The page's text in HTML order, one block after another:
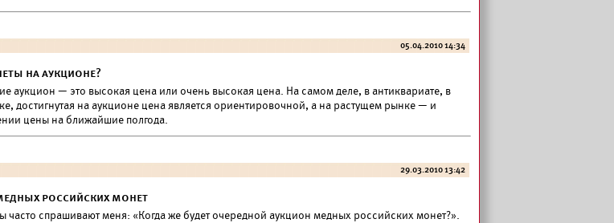
05.04.2010 14:34
на аукционе?
аукцион — это высокая цена или очень высокая цена. На самом деле, в антиквариате, в
достигнутая на аукционе цена является ориентировочной, а на растущем рынке — и
цены на ближайшие полгода.
29.03.2010 13:42
российских монет
часто спрашивают меня: «Когда же будет очередной аукцион медных российских монет?».